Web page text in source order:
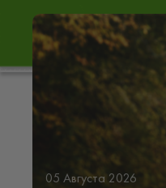
05 Августа 2026